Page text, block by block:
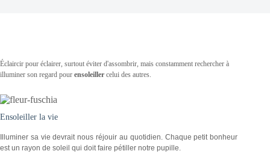
Éclaircir pour éclairer, surtout éviter d'assombrir, mais constamment rechercher à
illuminer son regard pour ensoleiller celui des autres.
Ensoleiller la vie
Illuminer sa vie devrait nous réjouir au quotidien. Chaque petit bonheur
est un rayon de soleil qui doit faire pétiller notre pupille.